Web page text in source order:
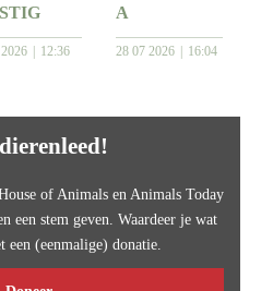
12:36
A
28 07 2026 16:04
of Animals en Animals Today
een stem geven. Waardeer je wat
een (eenmalige) donatie.